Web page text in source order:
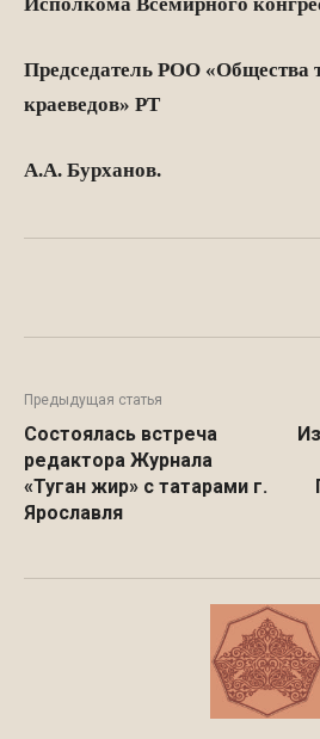
Председатель РОО «Общества
краеведов» РТ
А.А. Бурханов.
Предыдущая статья
Состоялась встреча
редактора Журнала
«Туган жир» с татарами г.
Ярославля